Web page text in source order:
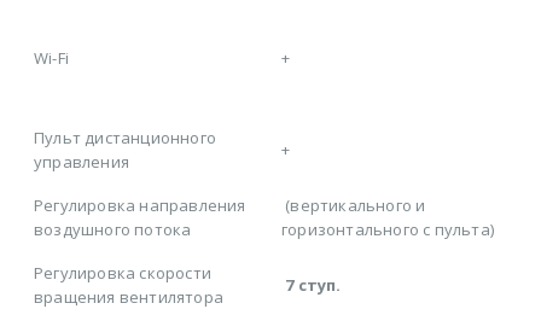
Wi-Fi +
Пульт дистанционного
управления
+
Регулировка направления
воздушного потока
(вертикального и
горизонтального с пульта)
Регулировка скорости
вращения вентилятора
7 ступ.